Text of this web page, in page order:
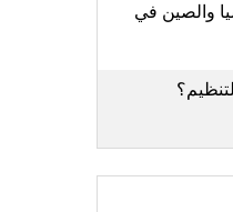
والصين في